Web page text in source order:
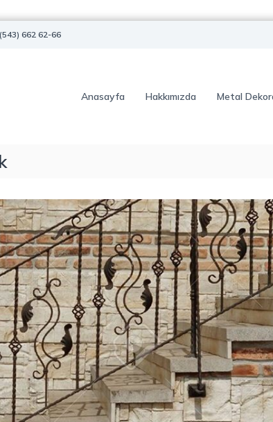
662 62-66
Anasayfa Hakkımızda Metal